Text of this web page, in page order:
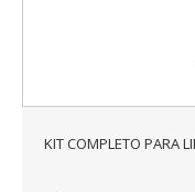
KIT COMPLETO PARA